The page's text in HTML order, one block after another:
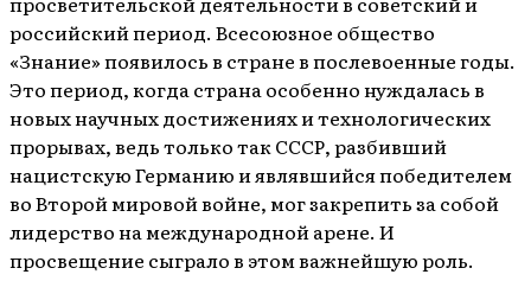
российский период. Всесоюзное общество
«Знание» появилось в стране в послевоенные годы.
Это период, когда страна особенно нуждалась в
новых научных достижениях и технологических
прорывах, ведь только так СССР, разбивший
нацистскую Германию и являвшийся победителем
во Второй мировой войне, мог закрепить за собой
лидерство на международной арене. И
просвещение сыграло в этом важнейшую роль.